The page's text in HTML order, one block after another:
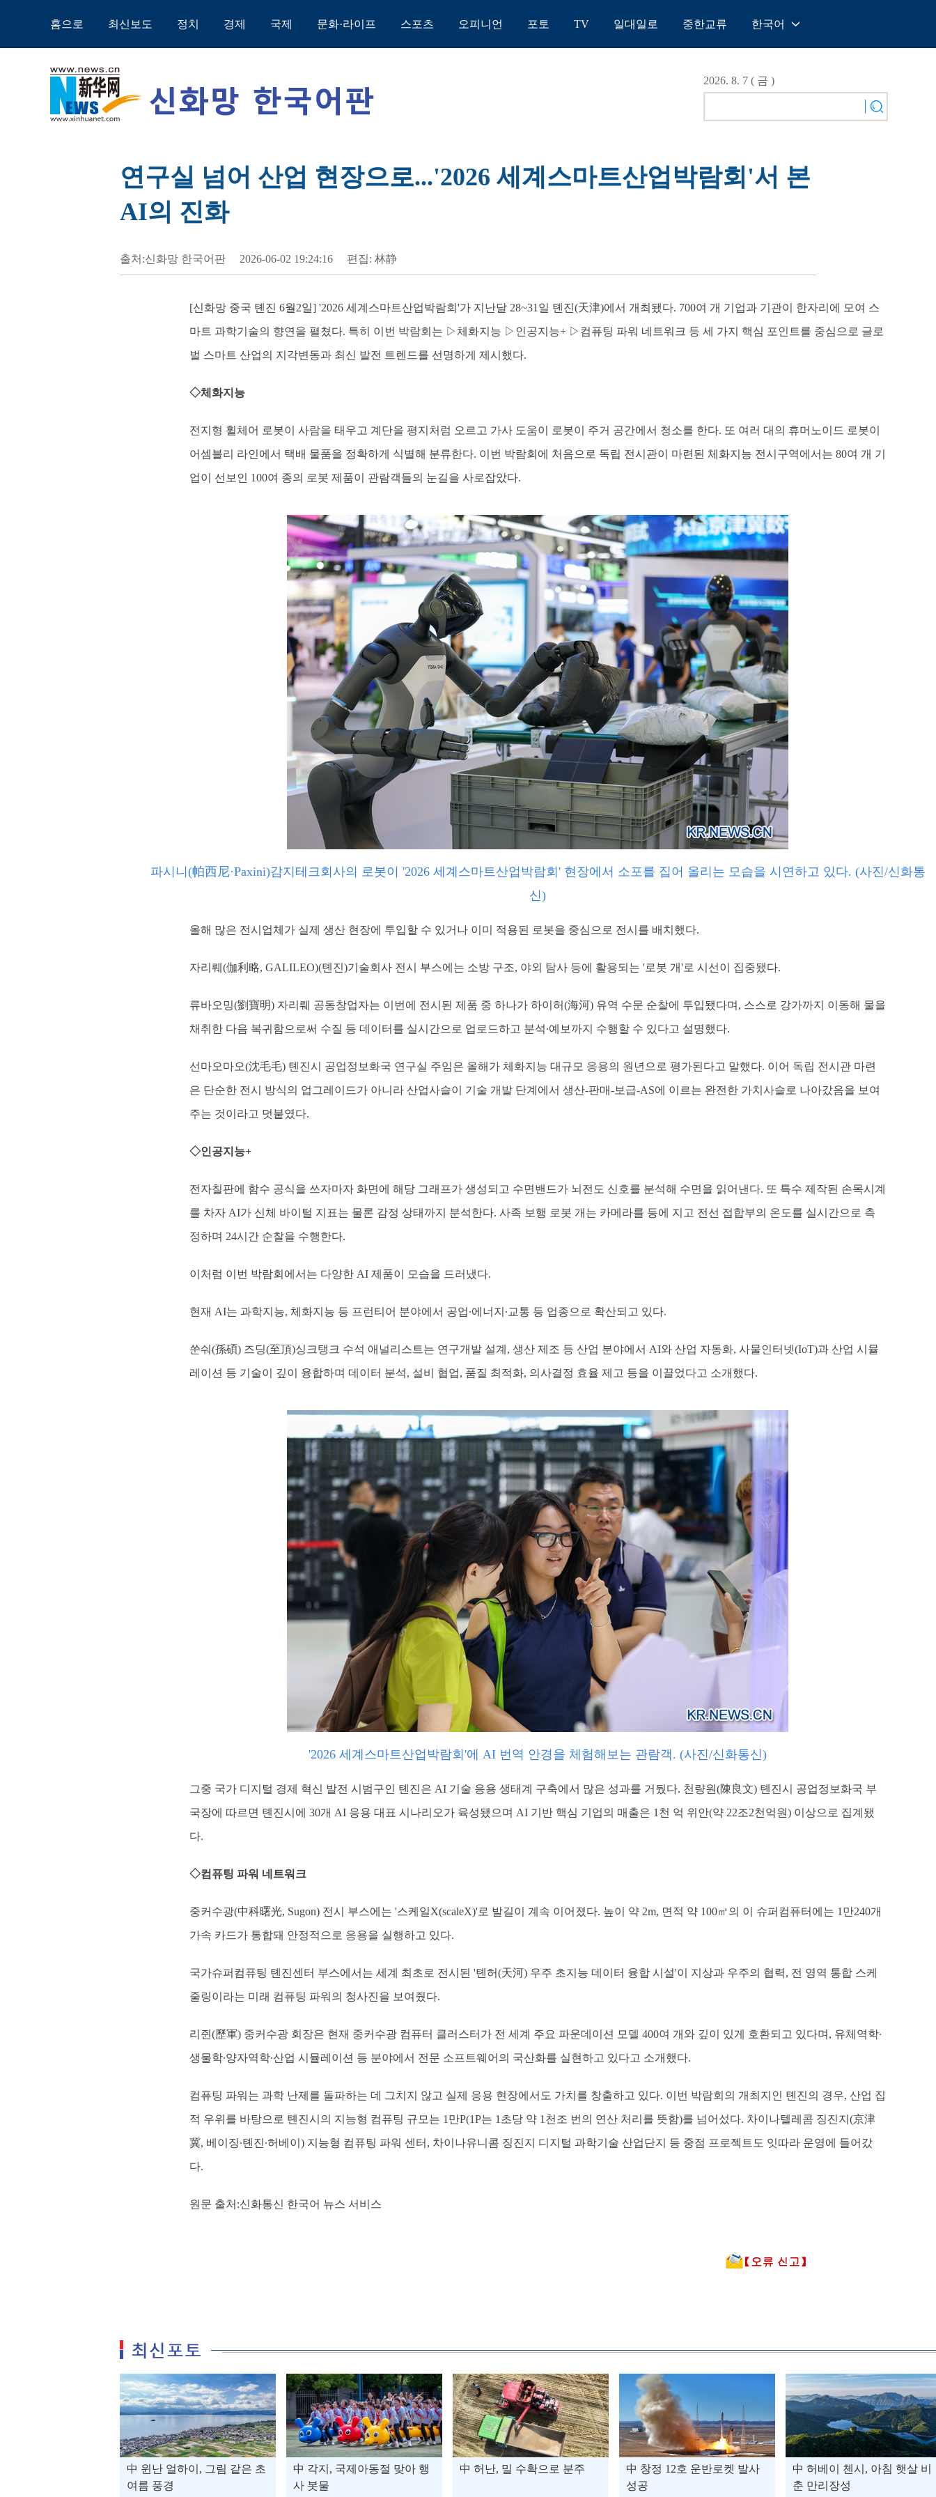
홈으로 최신보도 정치 경제 국제 문화·라이프 스포츠 오피니언 포토 TV 일대일로 중한교류 한국어
English
Español
日本語
2026. 8. 7 ( 금 )
연구실 넘어 산업 현장으로...'2026 세계스마트산업박람회'서 본
AI의 진화
출처:신화망 한국어판 2026-06-02 19:24:16 편집: 林静
[신화망 중국 톈진 6월2일] '2026 세계스마트산업박람회'가 지난달 28~31일 톈진(天津)에서 개최됐다. 700여 개 기업과 기관이 한자리에 모여 스
마트 과학기술의 향연을 펼쳤다. 특히 이번 박람회는 ▷체화지능 ▷인공지능+ ▷컴퓨팅 파워 네트워크 등 세 가지 핵심 포인트를 중심으로 글로
벌 스마트 산업의 지각변동과 최신 발전 트렌드를 선명하게 제시했다.
◇체화지능
전지형 휠체어 로봇이 사람을 태우고 계단을 평지처럼 오르고 가사 도움이 로봇이 주거 공간에서 청소를 한다. 또 여러 대의 휴머노이드 로봇이
어셈블리 라인에서 택배 물품을 정확하게 식별해 분류한다. 이번 박람회에 처음으로 독립 전시관이 마련된 체화지능 전시구역에서는 80여 개 기
업이 선보인 100여 종의 로봇 제품이 관람객들의 눈길을 사로잡았다.
파시니(帕西尼·Paxini)감지테크회사의 로봇이 '2026 세계스마트산업박람회' 현장에서 소포를 집어 올리는 모습을 시연하고 있다. (사진/신화통
신)
올해 많은 전시업체가 실제 생산 현장에 투입할 수 있거나 이미 적용된 로봇을 중심으로 전시를 배치했다.
자리뤠(伽利略, GALILEO)(톈진)기술회사 전시 부스에는 소방 구조, 야외 탐사 등에 활용되는 '로봇 개'로 시선이 집중됐다.
류바오밍(劉寶明) 자리뤠 공동창업자는 이번에 전시된 제품 중 하나가 하이허(海河) 유역 수문 순찰에 투입됐다며, 스스로 강가까지 이동해 물을
채취한 다음 복귀함으로써 수질 등 데이터를 실시간으로 업로드하고 분석∙예보까지 수행할 수 있다고 설명했다.
선마오마오(沈毛毛) 톈진시 공업정보화국 연구실 주임은 올해가 체화지능 대규모 응용의 원년으로 평가된다고 말했다. 이어 독립 전시관 마련
은 단순한 전시 방식의 업그레이드가 아니라 산업사슬이 기술 개발 단계에서 생산-판매-보급-AS에 이르는 완전한 가치사슬로 나아갔음을 보여
주는 것이라고 덧붙였다.
◇인공지능+
전자칠판에 함수 공식을 쓰자마자 화면에 해당 그래프가 생성되고 수면밴드가 뇌전도 신호를 분석해 수면을 읽어낸다. 또 특수 제작된 손목시계
를 차자 AI가 신체 바이털 지표는 물론 감정 상태까지 분석한다. 사족 보행 로봇 개는 카메라를 등에 지고 전선 접합부의 온도를 실시간으로 측
정하며 24시간 순찰을 수행한다.
이처럼 이번 박람회에서는 다양한 AI 제품이 모습을 드러냈다.
현재 AI는 과학지능, 체화지능 등 프런티어 분야에서 공업∙에너지∙교통 등 업종으로 확산되고 있다.
쑨숴(孫碩) 즈딩(至頂)싱크탱크 수석 애널리스트는 연구개발 설계, 생산 제조 등 산업 분야에서 AI와 산업 자동화, 사물인터넷(IoT)과 산업 시뮬
레이션 등 기술이 깊이 융합하며 데이터 분석, 설비 협업, 품질 최적화, 의사결정 효율 제고 등을 이끌었다고 소개했다.
'2026 세계스마트산업박람회'에 AI 번역 안경을 체험해보는 관람객. (사진/신화통신)
그중 국가 디지털 경제 혁신 발전 시범구인 톈진은 AI 기술 응용 생태계 구축에서 많은 성과를 거뒀다. 천량원(陳良文) 톈진시 공업정보화국 부
국장에 따르면 톈진시에 30개 AI 응용 대표 시나리오가 육성됐으며 AI 기반 핵심 기업의 매출은 1천 억 위안(약 22조2천억원) 이상으로 집계됐
다.
◇컴퓨팅 파워 네트워크
중커수광(中科曙光, Sugon) 전시 부스에는 '스케일X(scaleX)'로 발길이 계속 이어졌다. 높이 약 2m, 면적 약 100㎡의 이 슈퍼컴퓨터에는 1만240개
가속 카드가 통합돼 안정적으로 응용을 실행하고 있다.
국가슈퍼컴퓨팅 톈진센터 부스에서는 세계 최초로 전시된 '톈허(天河) 우주 초지능 데이터 융합 시설'이 지상과 우주의 협력, 전 영역 통합 스케
줄링이라는 미래 컴퓨팅 파워의 청사진을 보여줬다.
리쥔(歷軍) 중커수광 회장은 현재 중커수광 컴퓨터 클러스터가 전 세계 주요 파운데이션 모델 400여 개와 깊이 있게 호환되고 있다며, 유체역학∙
생물학∙양자역학∙산업 시뮬레이션 등 분야에서 전문 소프트웨어의 국산화를 실현하고 있다고 소개했다.
컴퓨팅 파워는 과학 난제를 돌파하는 데 그치지 않고 실제 응용 현장에서도 가치를 창출하고 있다. 이번 박람회의 개최지인 톈진의 경우, 산업 집
적 우위를 바탕으로 톈진시의 지능형 컴퓨팅 규모는 1만P(1P는 1초당 약 1천조 번의 연산 처리를 뜻함)를 넘어섰다. 차이나텔레콤 징진지(京津
冀, 베이징∙톈진∙허베이) 지능형 컴퓨팅 파워 센터, 차이나유니콤 징진지 디지털 과학기술 산업단지 등 중점 프로젝트도 잇따라 운영에 들어갔
다.
원문 출처:신화통신 한국어 뉴스 서비스
中 윈난 얼하이, 그림 같은 초
여름 풍경
中 각지, 국제아동절 맞아 행
사 봇물
中 허난, 밀 수확으로 분주
中 창정 12호 운반로켓 발사
성공
中 허베이 첸시, 아침 햇살 비
춘 만리장성